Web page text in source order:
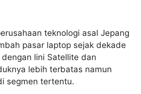
teknologi asal Jepang
pasar laptop sejak dekade
lini Satellite dan
lebih terbatas namun
segmen tertentu.